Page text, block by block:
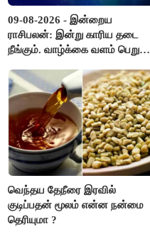
09-08-2026 - இன்றைய
ராசிபலன்: இன்று காரிய தடை
நீங்கும். வாழ்க்கை வளம் பெறும்.
எடைபோடுவது நல்லது..!
வெந்தய தேநீரை இரவில்
குடிப்பதன் மூலம் என்ன நன்மை
தெரியுமா ?